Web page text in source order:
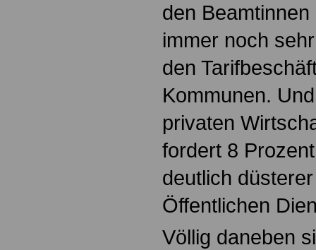
den
immer noch
den
Kommunen.
privaten
fordert 8
deutlich
Öffentlichen
Völlig daneben